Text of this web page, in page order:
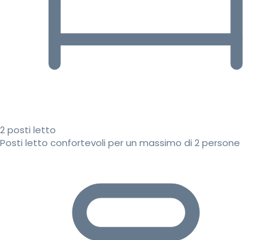
2 posti letto
Posti letto confortevoli per un massimo di 2 persone